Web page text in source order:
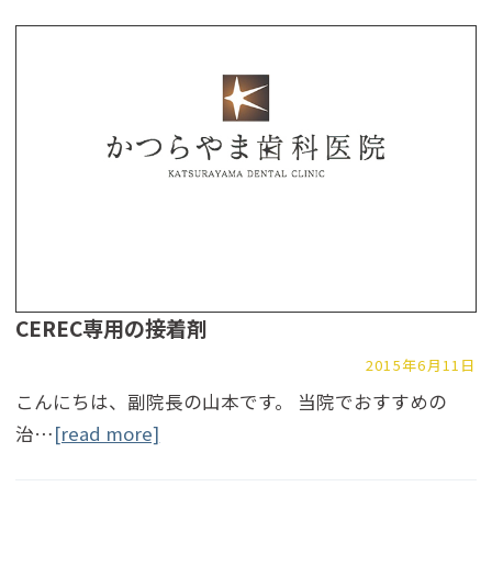
CEREC専用の接着剤
2015年6月11日
こんにちは、副院長の山本です。 当院でおすすめの
治…[read more]